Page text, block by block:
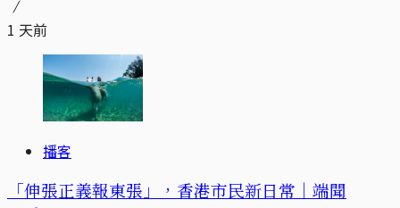
1 天前
播客
「伸張正義報東張」，香港市民新日常｜端聞